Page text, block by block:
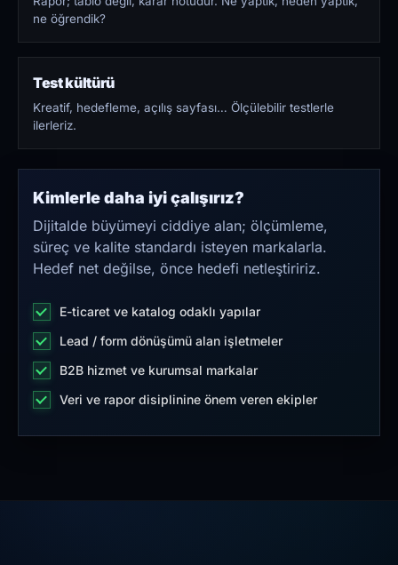
ne öğrendik?
Test kültürü
Kreatif, hedefleme, açılış sayfası… Ölçülebilir testlerle
ilerleriz.
Kimlerle daha iyi çalışırız?
Dijitalde büyümeyi ciddiye alan; ölçümleme,
süreç ve kalite standardı isteyen markalarla.
Hedef net değilse, önce hedefi netleştiririz.
E-ticaret ve katalog odaklı yapılar
Lead / form dönüşümü alan işletmeler
B2B hizmet ve kurumsal markalar
Veri ve rapor disiplinine önem veren ekipler